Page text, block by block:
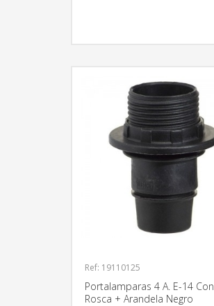
Ref: 19110125
Portalamparas 4 A. E-14 Con
Rosca + Arandela Negro